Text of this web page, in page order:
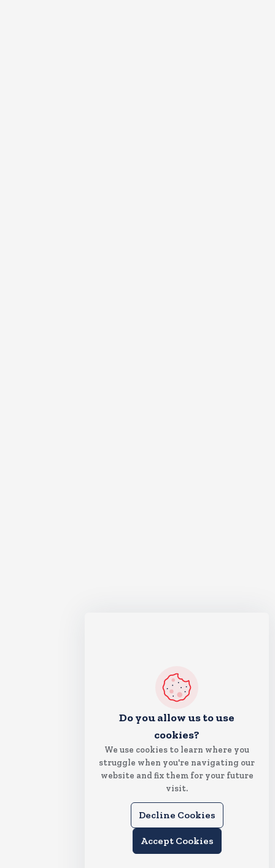
Do you allow us to use
cookies?
We use cookies to learn where you
struggle when you're navigating our
website and fix them for your future
visit.
Decline Cookies
Accept Cookies